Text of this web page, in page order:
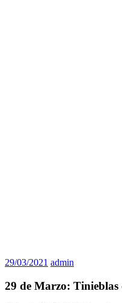
29/03/2021 admin
29 de Marzo: Tinieblas